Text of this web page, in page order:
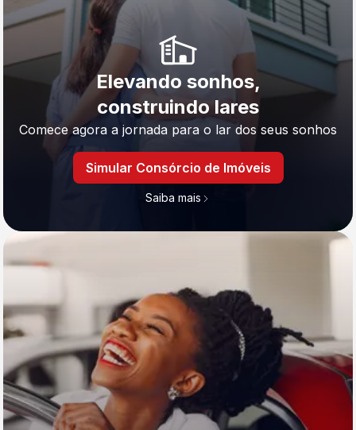
Elevando sonhos,
construindo lares
Comece agora a jornada para o lar dos seus sonhos
Simular Consórcio de Imóveis
Saiba mais